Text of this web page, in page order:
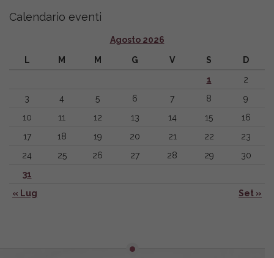
Calendario eventi
Agosto 2026
L M M G V S D
« Lug Set »
1
2
3
4 5 6 7 8
9
10
11 12 13 14 15
16
17
18 19 20 21 22
23
24
25 26 27 28 29
30
31